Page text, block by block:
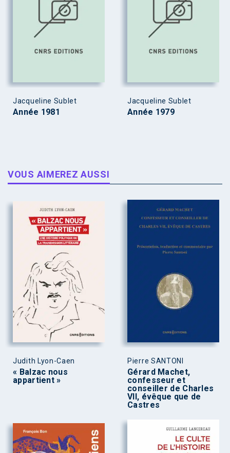
Jacqueline Sublet
Année 1981
Jacqueline Sublet
Année 1979
VOUS AIMEREZ AUSSI
Judith Lyon-Caen
« Balzac nous
appartient »
Pierre SANTONI
Gérard Machet,
confesseur et
conseiller de Charles
VII, évêque que de
Castres